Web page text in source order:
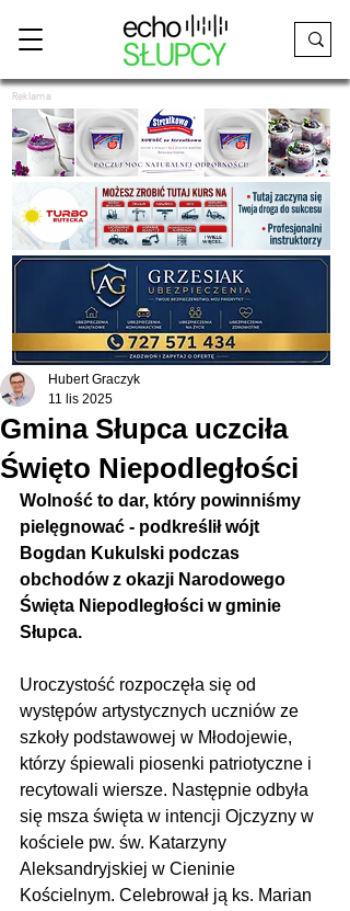
Reklama
Gmina Słupca uczciła
Święto Niepodległości
Hubert Graczyk
11 lis 2025
Wolność to dar, który powinniśmy
pielęgnować - podkreślił wójt
Bogdan Kukulski podczas
obchodów z okazji Narodowego
Święta Niepodległości w gminie
Słupca.
Uroczystość rozpoczęła się od
występów artystycznych uczniów ze
szkoły podstawowej w Młodojewie,
którzy śpiewali piosenki patriotyczne i
recytowali wiersze. Następnie odbyła
się msza święta w intencji Ojczyzny w
kościele pw. św. Katarzyny
Aleksandryjskiej w Cieninie
Kościelnym. Celebrował ją ks. Marian